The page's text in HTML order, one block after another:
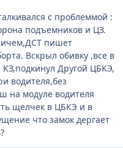
с проблеммой :
подъемников и ЦЗ.
пишет
Вскрыл обивку ,все в
Другой ЦБКЭ,
водителя,без
на модуле водителя
щелчек в ЦБКЭ и в
что замок дергает